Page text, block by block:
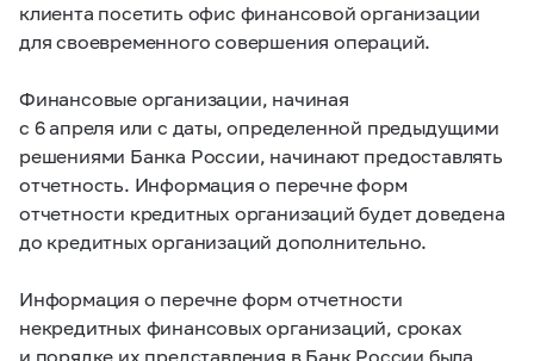
клиента посетить офис финансовой организации
для своевременного совершения операций.
Финансовые организации, начиная
с 6 апреля или с даты, определенной предыдущими
решениями Банка России, начинают предоставлять
отчетность. Информация о перечне форм
отчетности кредитных организаций будет доведена
до кредитных организаций дополнительно.
Информация о перечне форм отчетности
некредитных финансовых организаций, сроках
и порядке их представления в Банк России была